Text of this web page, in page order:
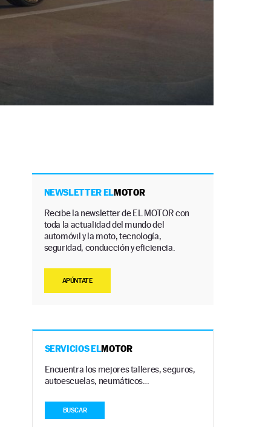
NEWSLETTER ELMOTOR
Recibe la newsletter de EL MOTOR con
toda la actualidad del mundo del
automóvil y la moto, tecnología,
seguridad, conducción y eficiencia.
APÚNTATE
SERVICIOS ELMOTOR
Encuentra los mejores talleres, seguros,
autoescuelas, neumáticos…
BUSCAR